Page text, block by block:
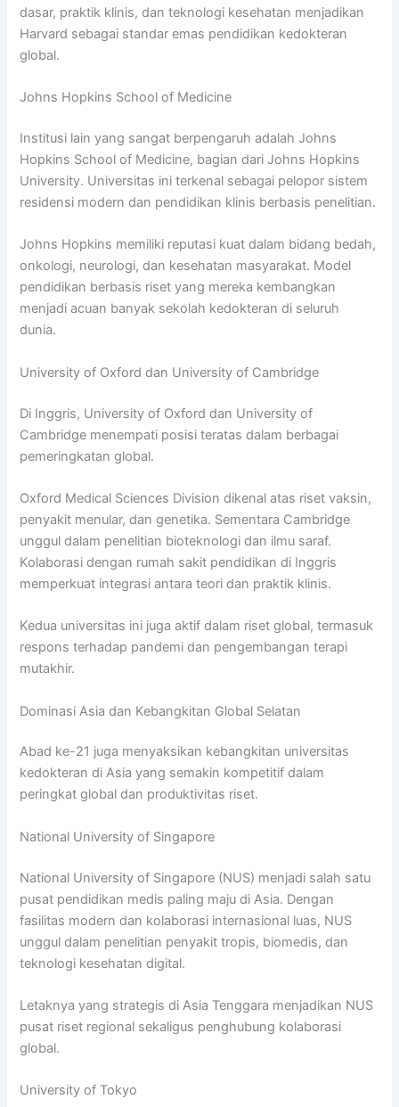
dasar, praktik klinis, dan teknologi kesehatan menjadikan
Harvard sebagai standar emas pendidikan kedokteran
global.
Johns Hopkins School of Medicine
Institusi lain yang sangat berpengaruh adalah Johns
Hopkins School of Medicine, bagian dari Johns Hopkins
University. Universitas ini terkenal sebagai pelopor sistem
residensi modern dan pendidikan klinis berbasis penelitian.
Johns Hopkins memiliki reputasi kuat dalam bidang bedah,
onkologi, neurologi, dan kesehatan masyarakat. Model
pendidikan berbasis riset yang mereka kembangkan
menjadi acuan banyak sekolah kedokteran di seluruh
dunia.
University of Oxford dan University of Cambridge
Di Inggris, University of Oxford dan University of
Cambridge menempati posisi teratas dalam berbagai
pemeringkatan global.
Oxford Medical Sciences Division dikenal atas riset vaksin,
penyakit menular, dan genetika. Sementara Cambridge
unggul dalam penelitian bioteknologi dan ilmu saraf.
Kolaborasi dengan rumah sakit pendidikan di Inggris
memperkuat integrasi antara teori dan praktik klinis.
Kedua universitas ini juga aktif dalam riset global, termasuk
respons terhadap pandemi dan pengembangan terapi
mutakhir.
Dominasi Asia dan Kebangkitan Global Selatan
Abad ke-21 juga menyaksikan kebangkitan universitas
kedokteran di Asia yang semakin kompetitif dalam
peringkat global dan produktivitas riset.
National University of Singapore
National University of Singapore (NUS) menjadi salah satu
pusat pendidikan medis paling maju di Asia. Dengan
fasilitas modern dan kolaborasi internasional luas, NUS
unggul dalam penelitian penyakit tropis, biomedis, dan
teknologi kesehatan digital.
Letaknya yang strategis di Asia Tenggara menjadikan NUS
pusat riset regional sekaligus penghubung kolaborasi
global.
University of Tokyo